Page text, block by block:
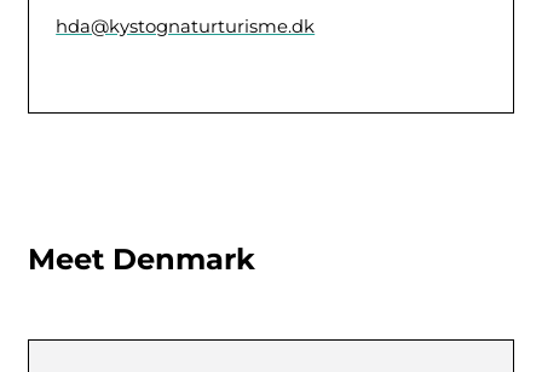
hda@kystognaturturisme.dk
Meet Denmark